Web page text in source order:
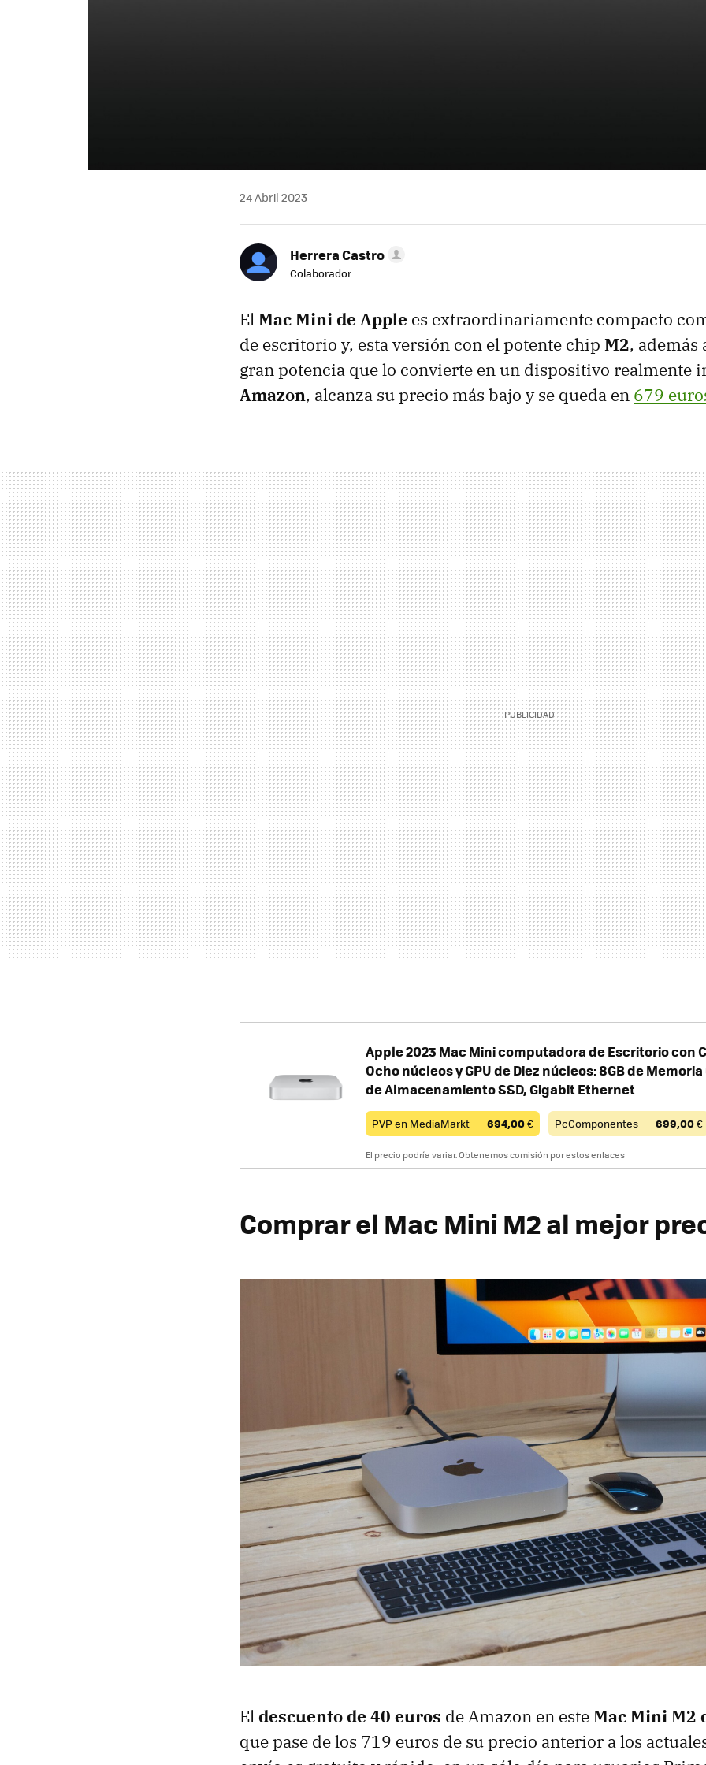
24 Abril 2023
Herrera Castro
Colaborador
ElMac Mini de Apple es extraordinariamente compacto
de escritorio y, esta versión con el potente chip M2, además
gran potencia que lo convierte en un dispositivo realmente
Amazon, alcanza su precio más bajo y se queda en 679
Apple 2023 Mac Mini computadora de Escritorio con
Ocho núcleos y GPU de Diez núcleos: 8GB de
de Almacenamiento SSD, Gigabit Ethernet
PVP en MediaMarkt — 694,00€ PcComponentes — 699,00€
El precio podría variar. Obtenemos comisión por estos enlaces
Comprar el Mac Mini M2 al mejor
Eldescuento de 40 euros de Amazon en esteMac Mini M2
que pase de los 719 euros de su precio anterior a los